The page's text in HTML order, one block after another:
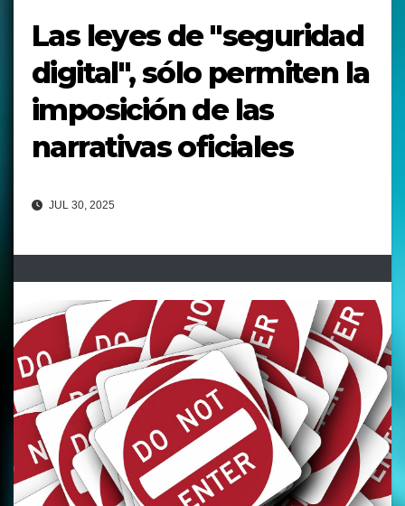
Las leyes de "seguridad
digital", sólo permiten la
imposición de las
narrativas oficiales
JUL 30, 2025